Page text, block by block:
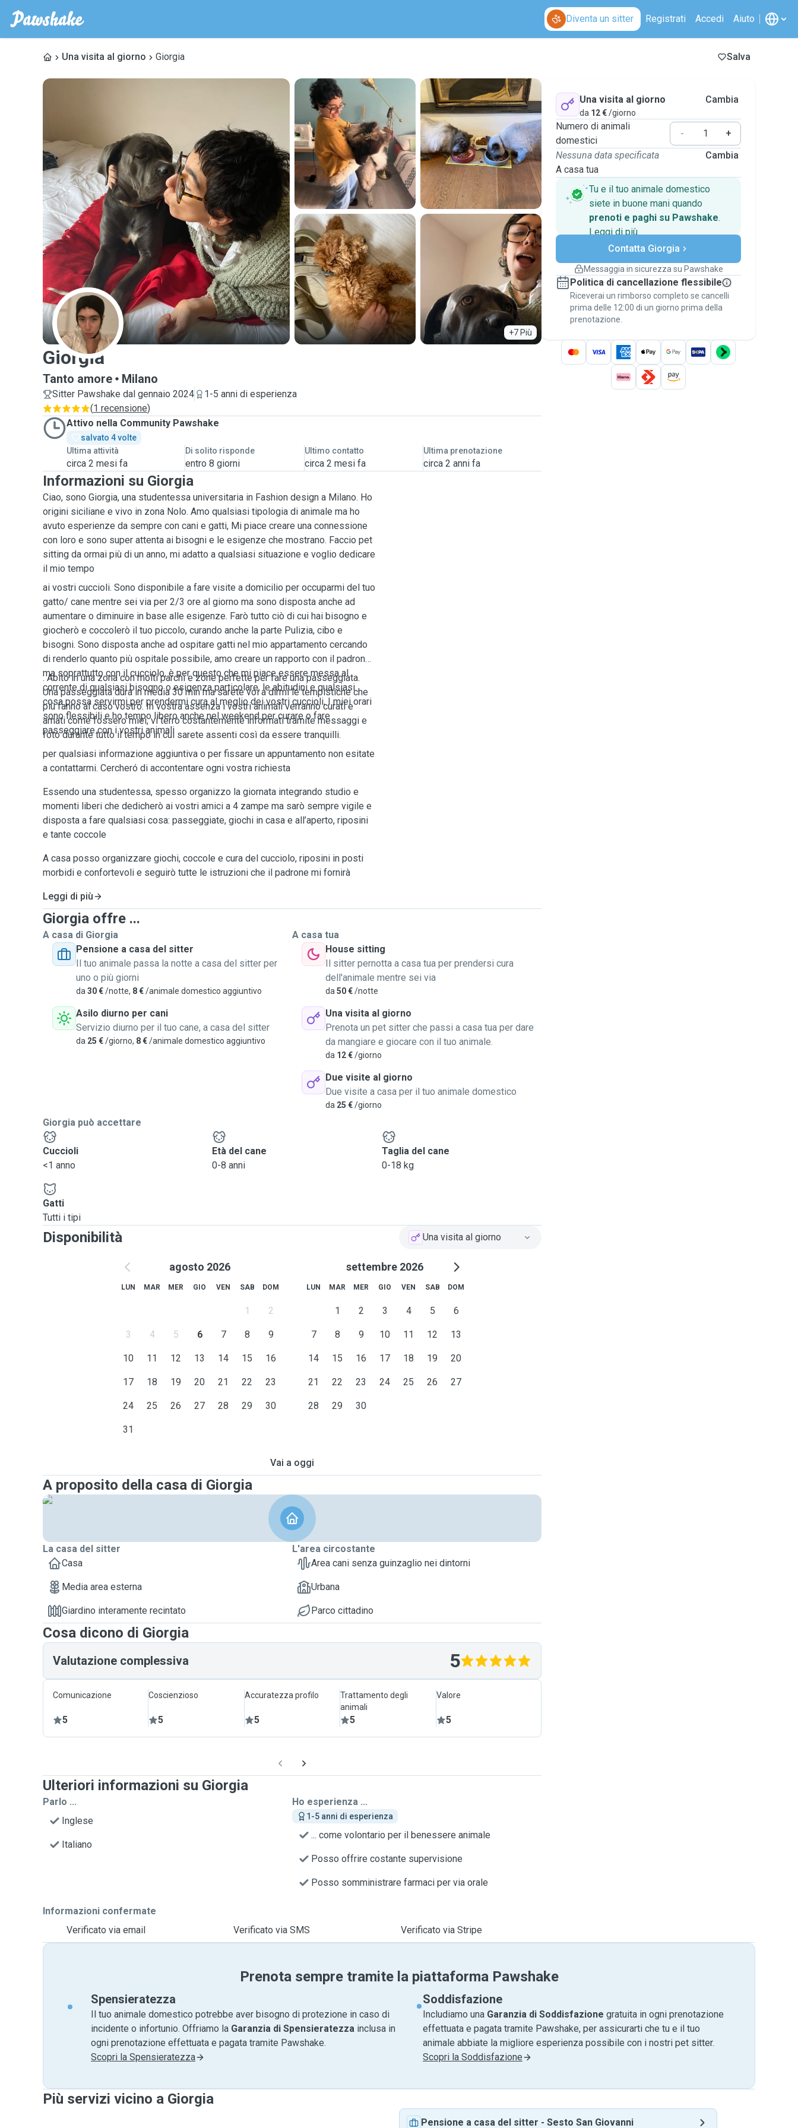
Diventa un sitter Registrati Accedi Aiuto
Una visita al giorno Giorgia Salva
+7 Più
G
Giorgia
Tanto amore Milano
Sitter Pawshake dal gennaio 2024
1-5 anni di esperienza
(1 recensione)
Attivo nella Community Pawshake
salvato 4 volte
Ultima attività
circa 2 mesi fa
Di solito risponde
entro 8 giorni
Ultimo contatto
circa 2 mesi fa
Ultima prenotazione
circa 2 anni fa
Informazioni su Giorgia
Ciao, sono Giorgia, una studentessa universitaria in Fashion design a Milano. Ho
origini siciliane e vivo in zona Nolo. Amo qualsiasi tipologia di animale ma ho
avuto esperienze da sempre con cani e gatti, Mi piace creare una connessione
con loro e sono super attenta ai bisogni e le esigenze che mostrano. Faccio pet
sitting da ormai più di un anno, mi adatto a qualsiasi situazione e voglio dedicare
il mio tempo
ai vostri cuccioli. Sono disponibile a fare visite a domicilio per occuparmi del tuo
gatto/ cane mentre sei via per 2/3 ore al giorno ma sono disposta anche ad
aumentare o diminuire in base alle esigenze. Farò tutto ciò di cui hai bisogno e
giocherò e coccolerò il tuo piccolo, curando anche la parte Pulizia, cibo e
bisogni. Sono disposta anche ad ospitare gatti nel mio appartamento cercando
di renderlo quanto più ospitale possibile, amo creare un rapporto con il padrone
ma soprattutto con il cucciolo, è per questo che mi piace essere messa al
corrente di qualsiasi bisogno o esigenza particolare, le abitudini e qualsiasi
cosa possa servirmi per prendermi cura al meglio dei vostri cuccioli, I miei orari
sono flessibili e ho tempo libero anche nel weekend per curare o fare
passeggiare con i vostri animali
. Abito in una zona con molti parchi e zone perfette per fare una passeggiata.
Una passeggiata dura in media 30 min ma sarete voi a dirmi le tempistiche che
più fanno al caso vostro. In vostra assenza i vostri animali verranno curati e
amati come fossero miei, vi terrò costantemente informati tramite messaggi e
foto durante tutto il tempo in cui sarete assenti così da essere tranquilli.
per qualsiasi informazione aggiuntiva o per fissare un appuntamento non esitate
a contattarmi. Cercheró di accontentare ogni vostra richiesta
Essendo una studentessa, spesso organizzo la giornata integrando studio e
momenti liberi che dedicherò ai vostri amici a 4 zampe ma sarò sempre vigile e
disposta a fare qualsiasi cosa: passeggiate, giochi in casa e all’aperto, riposini
e tante coccole
A casa posso organizzare giochi, coccole e cura del cucciolo, riposini in posti
morbidi e confortevoli e seguirò tutte le istruzioni che il padrone mi fornirà
Leggi di più
Giorgia offre ...
A casa di Giorgia
Pensione a casa del sitter
Il tuo animale passa la notte a casa del sitter per
uno o più giorni
da 30 €/notte, 8 €/animale domestico aggiuntivo
Asilo diurno per cani
Servizio diurno per il tuo cane, a casa del sitter
da 25 €/giorno, 8 €/animale domestico aggiuntivo
A casa tua
House sitting
Il sitter pernotta a casa tua per prendersi cura
dell'animale mentre sei via
da 50 €/notte
Una visita al giorno
Prenota un pet sitter che passi a casa tua per dare
da mangiare e giocare con il tuo animale.
da 12 €/giorno
Due visite al giorno
Due visite a casa per il tuo animale domestico
da 25 €/giorno
Giorgia può accettare
Cuccioli
<1 anno
Età del cane
0-8 anni
Taglia del cane
0-18 kg
Gatti
Tutti i tipi
Disponibilità Una visita al giorno
agosto 2026
LUN MAR MER GIO VEN SAB DOM
1 2
3 4 5 6 7 8 9
10 11 12 13 14 15 16
17 18 19 20 21 22 23
24 25 26 27 28 29 30
31
settembre 2026
LUN MAR MER GIO VEN SAB DOM
1 2 3 4 5 6
7 8 9 10 11 12 13
14 15 16 17 18 19 20
21 22 23 24 25 26 27
28 29 30
Vai a oggi
A proposito della casa di Giorgia
La casa del sitter
Casa
Media area esterna
Giardino interamente recintato
L'area circostante
Area cani senza guinzaglio nei dintorni
Urbana
Parco cittadino
Cosa dicono di Giorgia
Valutazione complessiva 5
Comunicazione
5
Coscienzioso
5
Accuratezza profilo
5
Trattamento degli
animali
5
Valore
5
Ulteriori informazioni su Giorgia
Parlo ...
Inglese
Italiano
Ho esperienza ...
1-5 anni di esperienza
... come volontario per il benessere animale
Posso offrire costante supervisione
Posso somministrare farmaci per via orale
Informazioni confermate
Verificato via email
Verificato via SMS Verificato via Stripe
Una visita al giorno
da 12 €/giorno
Cambia
Numero di animali
domestici
-
+
Nessuna data specificata
A casa tua
Cambia
Tu e il tuo animale domestico
siete in buone mani quando
prenoti e paghi su Pawshake.
Leggi di piùPagamenti sicuri
Assistenza se i piani
Prenotazioni coperte
Stai su Pawshake - dal primo messaggio al
pagamento - per attivare laGaranzia
Pawshake.
Contatta Giorgia
Messaggia in sicurezza su Pawshake
Politica di cancellazione flessibile
Riceverai un rimborso completo se cancelli
prima delle 12:00 di un giorno prima della
prenotazione.
Prenota sempre tramite la piattaforma Pawshake
Spensieratezza
Il tuo animale domestico potrebbe aver bisogno di protezione in caso di
incidente o infortunio. Offriamo la Garanzia di Spensieratezza inclusa in
ogni prenotazione effettuata e pagata tramite Pawshake.
Scopri la Spensieratezza
Soddisfazione
Includiamo una Garanzia di Soddisfazione gratuita in ogni prenotazione
effettuata e pagata tramite Pawshake, per assicurarti che tu e il tuo
animale abbiate la migliore esperienza possibile con i nostri pet sitter.
Scopri la Soddisfazione
Più servizi vicino a Giorgia
Pensione a casa del sitter - Sesto San Giovanni